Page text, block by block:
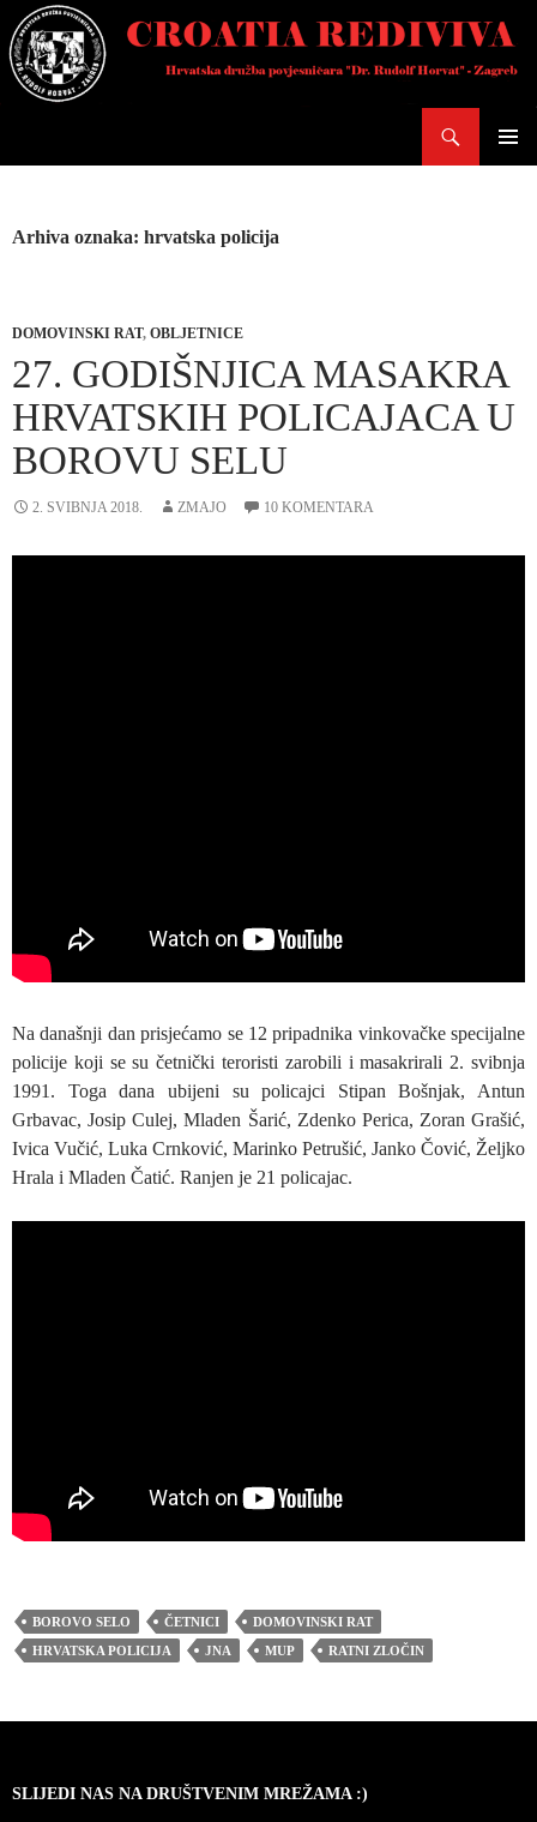
Skoči
do
sadržaja
Arhiva oznaka: hrvatska policija
DOMOVINSKI RAT, OBLJETNICE
27. GODIŠNJICA MASAKRA
HRVATSKIH POLICAJACA U
BOROVU SELU
2. SVIBNJA 2018. ZMAJO 10 KOMENTARA
Na današnji dan prisjećamo se 12 pripadnika vinkovačke specijalne
policije koji se su četnički teroristi zarobili i masakrirali 2. svibnja
1991. Toga dana ubijeni su policajci Stipan Bošnjak, Antun
Grbavac, Josip Culej, Mladen Šarić, Zdenko Perica, Zoran Grašić,
Ivica Vučić, Luka Crnković, Marinko Petrušić, Janko Čović, Željko
Hrala i Mladen Čatić. Ranjen je 21 policajac.
BOROVO SELO ČETNICI
DOMOVINSKI RAT
HRVATSKA POLICIJA
JNA MUP RATNI ZLOČIN
SLIJEDI NAS NA DRUŠTVENIM MREŽAMA :)